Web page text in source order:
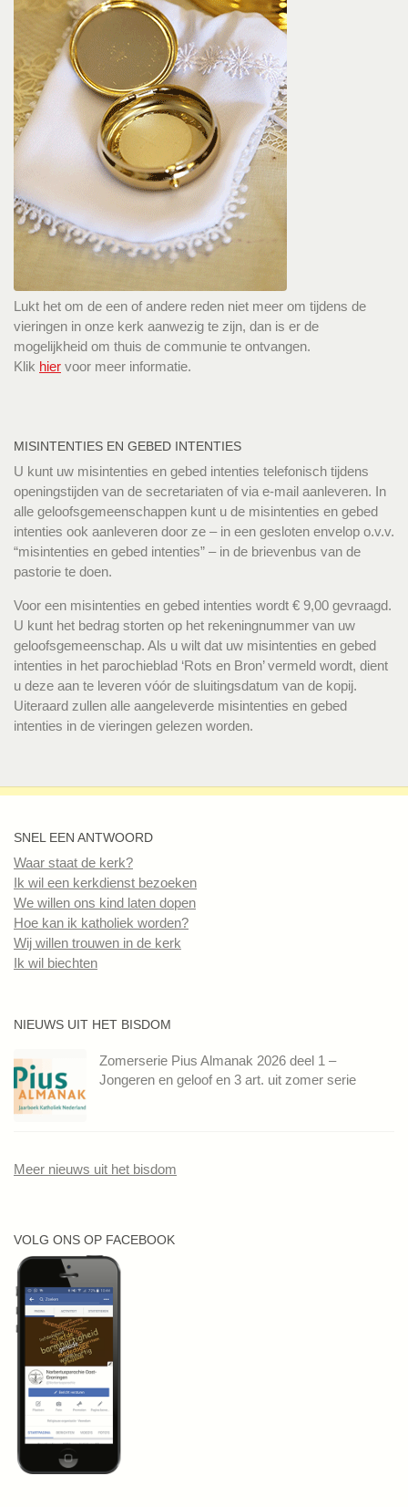
Lukt het om de een of andere reden niet meer om tijdens de
vieringen in onze kerk aanwezig te zijn, dan is er de
mogelijkheid om thuis de communie te ontvangen.
Klik hier voor meer informatie.
MISINTENTIES EN GEBED INTENTIES
U kunt uw misintenties en gebed intenties telefonisch tijdens
openingstijden van de secretariaten of via e-mail aanleveren. In
alle geloofsgemeenschappen kunt u de misintenties en gebed
intenties ook aanleveren door ze – in een gesloten envelop o.v.v.
“misintenties en gebed intenties” – in de brievenbus van de
pastorie te doen.
Voor een misintenties en gebed intenties wordt € 9,00 gevraagd.
U kunt het bedrag storten op het rekeningnummer van uw
geloofsgemeenschap. Als u wilt dat uw misintenties en gebed
intenties in het parochieblad ‘Rots en Bron’ vermeld wordt, dient
u deze aan te leveren vóór de sluitingsdatum van de kopij.
Uiteraard zullen alle aangeleverde misintenties en gebed
intenties in de vieringen gelezen worden.
SNEL EEN ANTWOORD
Waar staat de kerk?
Ik wil een kerkdienst bezoeken
We willen ons kind laten dopen
Hoe kan ik katholiek worden?
Wij willen trouwen in de kerk
Ik wil biechten
NIEUWS UIT HET BISDOM
Zomerserie Pius Almanak 2026 deel 1 –
Jongeren en geloof en 3 art. uit zomer serie
Meer nieuws uit het bisdom
VOLG ONS OP FACEBOOK